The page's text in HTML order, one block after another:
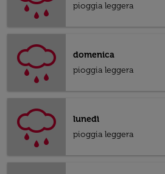
pioggia leggera
domenica
pioggia leggera
lunedì
pioggia leggera